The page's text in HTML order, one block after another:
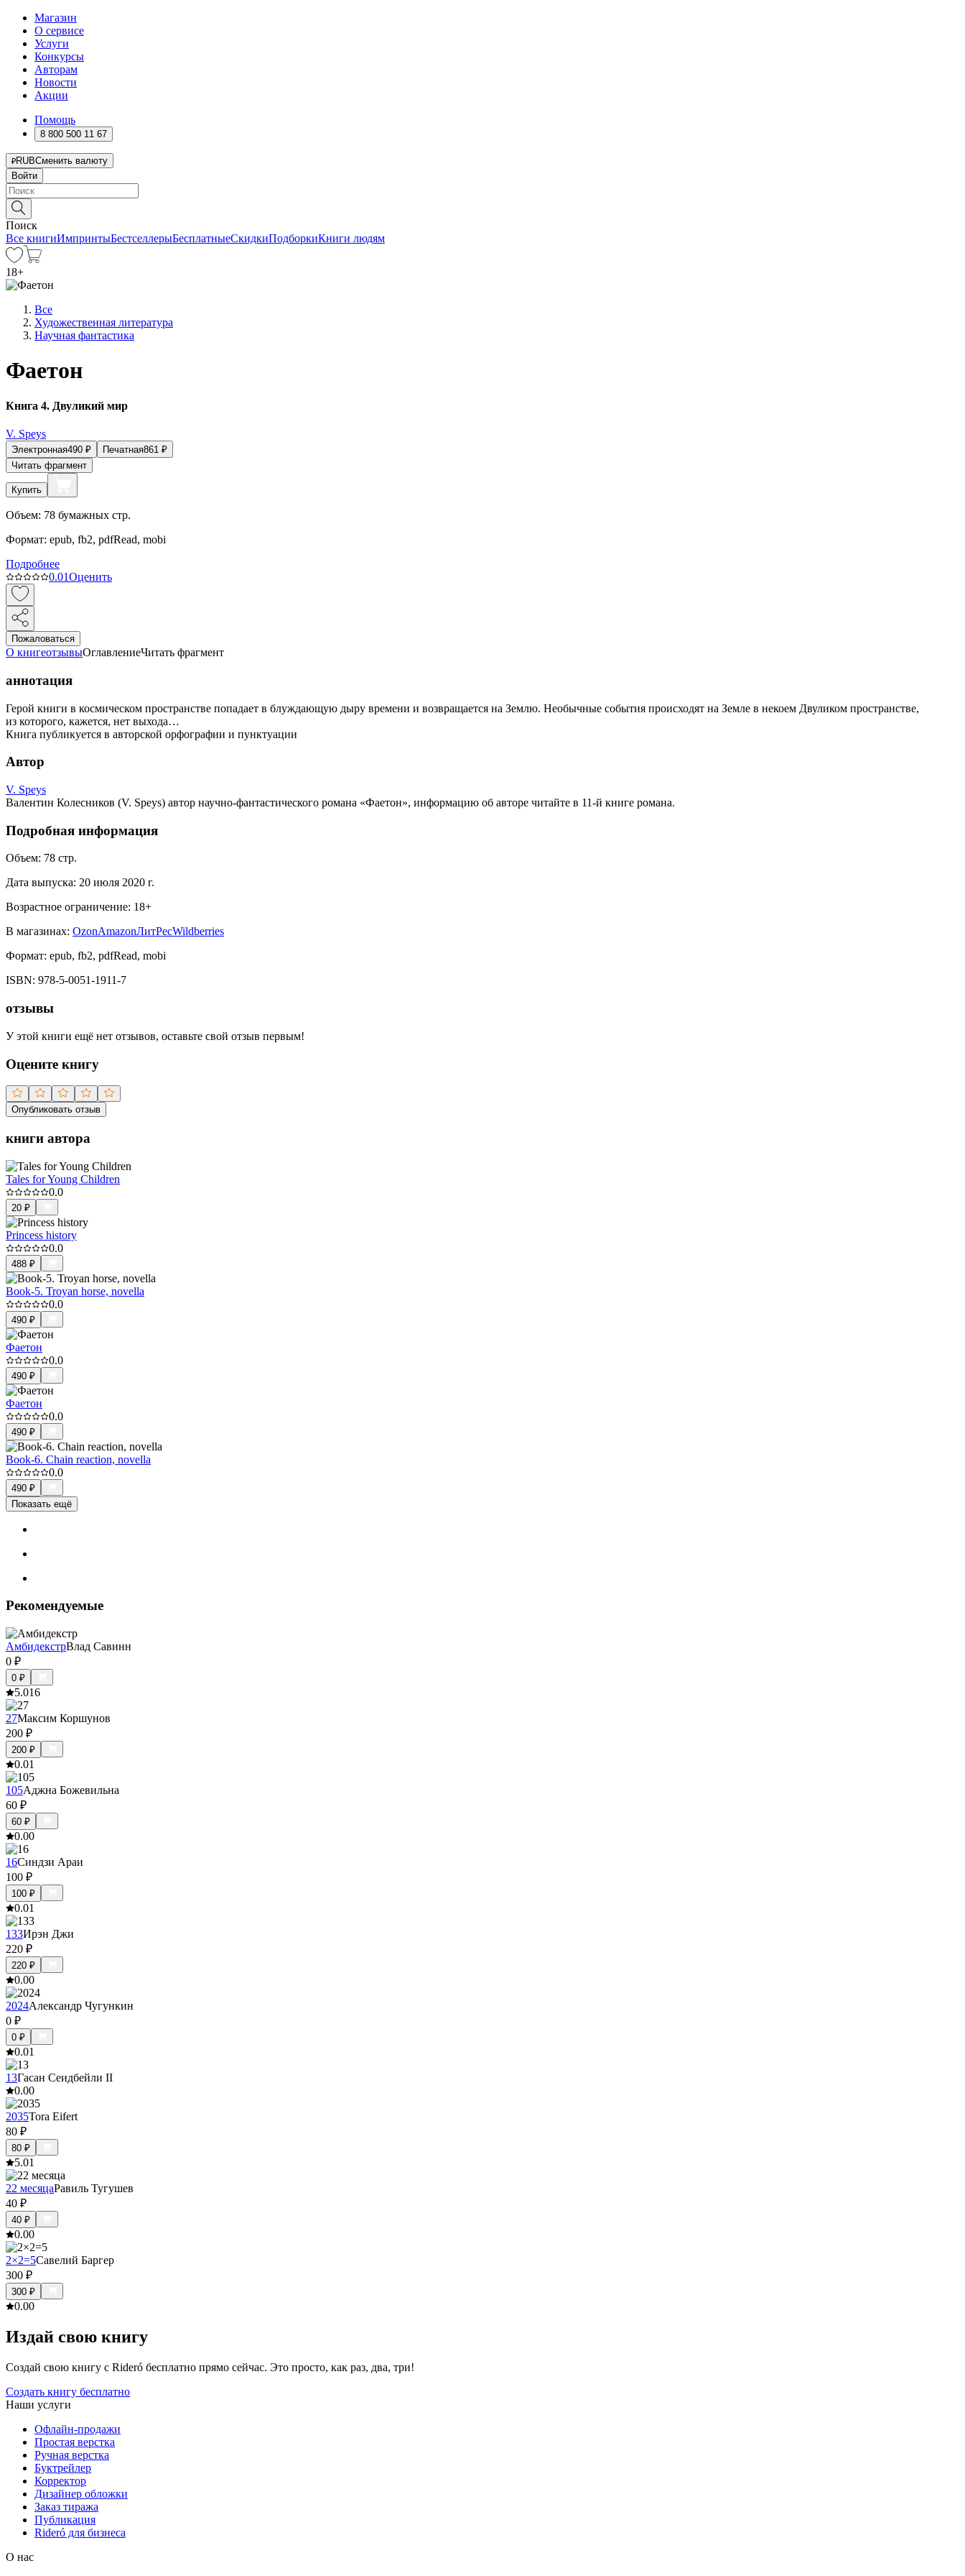
Магазин
О сервисе
Услуги
Конкурсы
Авторам
Новости
Акции
Помощь
8 800 500 11 67
RUBСменить валюту
Войти
Поиск
Все книгиИмпринтыБестселлерыБесплатныеСкидкиПодборкиКниги людям
18+
Все
Художественная литература
Научная фантастика
Фаетон
Книга 4. Двуликий мир
V. Speys
Электронная490 ₽ Печатная861 ₽
Читать фрагмент
Купить
Объем: 78 бумажных стр.
Формат: epub, fb2, pdfRead, mobi
Подробнее
0.01Оценить
Пожаловаться
О книгеотзывыОглавлениеЧитать фрагмент
аннотация
Герой книги в космическом пространстве попадает в блуждающую дыру времени и возвращается на Землю. Необычные события происходят на Земле в некоем Двуликом пространстве,
из которого, кажется, нет выхода…
Книга публикуется в авторской орфографии и пунктуации
Автор
V. Speys
Валентин Колесников (V. Speys) автор научно-фантастического романа «Фаетон», информацию об авторе читайте в 11-й книге романа.
Подробная информация
Объем: 78 стр.
Дата выпуска: 20 июля 2020 г.
Возрастное ограничение: 18+
В магазинах: OzonAmazonЛитРесWildberries
Формат: epub, fb2, pdfRead, mobi
ISBN: 978-5-0051-1911-7
отзывы
У этой книги ещё нет отзывов, оставьте свой отзыв первым!
Оцените книгу
Опубликовать отзыв
книги автора
Tales for Young Children
0.0
20 ₽
Princess history
0.0
488 ₽
Book-5. Troyan horse, novella
0.0
490 ₽
Фаетон
0.0
490 ₽
Фаетон
0.0
490 ₽
Book-6. Chain reaction, novella
0.0
490 ₽
Показать ещё
Рекомендуемые
АмбидекстрВлад Савинн
0 ₽
0 ₽
5.016
27Максим Коршунов
200 ₽
200 ₽
0.01
105Аджна Божевильна
60 ₽
60 ₽
0.00
16Синдзи Араи
100 ₽
100 ₽
0.01
133Ирэн Джи
220 ₽
220 ₽
0.00
2024Александр Чугункин
0 ₽
0 ₽
0.01
13Гасан Сеидбейли II
0.00
2035Tora Eifert
80 ₽
80 ₽
5.01
22 месяцаРавиль Тугушев
40 ₽
40 ₽
0.00
2×2=5Савелий Баргер
300 ₽
300 ₽
0.00
Издай свою книгу
Создай свою книгу с Rideró бесплатно прямо сейчас. Это просто, как раз, два, три!
Создать книгу бесплатно
Наши услуги
Офлайн-продажи
Простая верстка
Ручная верстка
Буктрейлер
Корректор
Дизайнер обложки
Заказ тиража
Публикация
Rideró для бизнеса
О нас